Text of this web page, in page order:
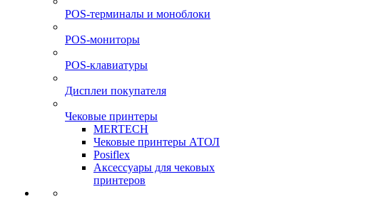
POS-терминалы и моноблоки
POS-мониторы
POS-клавиатуры
Дисплеи покупателя
Чековые принтеры
MERTECH
Чековые принтеры АТОЛ
Posiflex
Аксессуары для чековых
принтеров